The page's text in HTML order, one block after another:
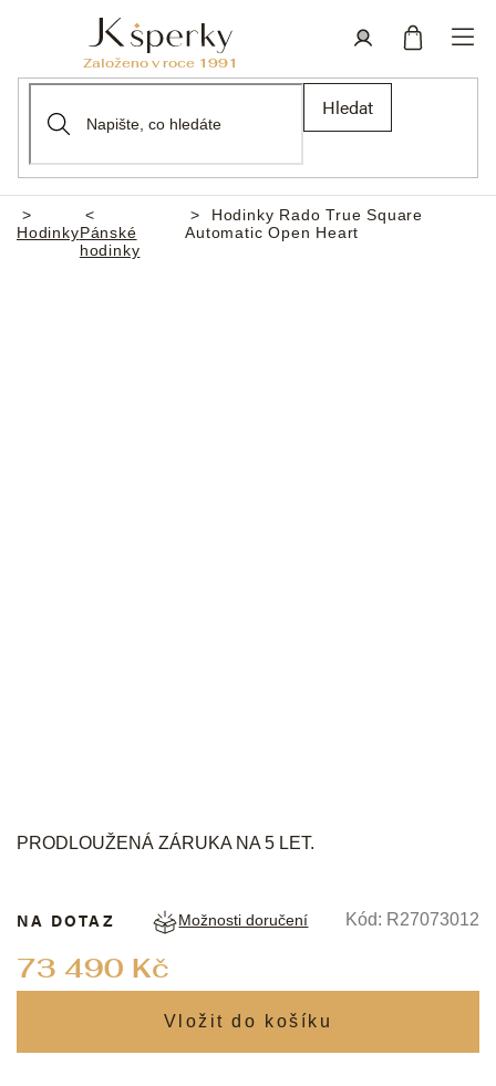
Hledat
Domů
HodinkyPánské
hodinky
Hodinky Rado True Square
Automatic Open Heart
PRODLOUŽENÁ ZÁRUKA NA 5 LET.
73 490 Kč
NA DOTAZ Možnosti doručení Kód: R27073012